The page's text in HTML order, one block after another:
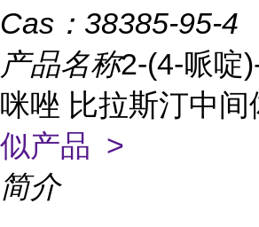
Cas： 38385-95-4
产品名称2-(4-哌啶
咪唑 比拉斯汀中间
似产品 >
简介